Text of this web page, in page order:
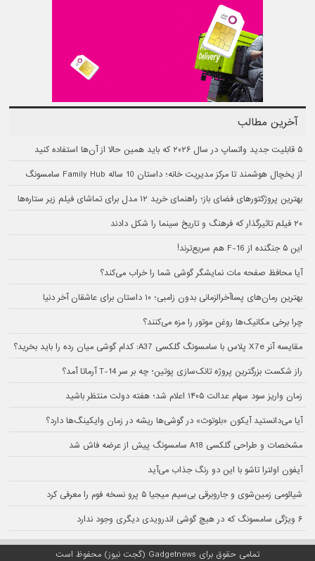
آخرین مطالب
۵ قابلیت جدید واتساپ در سال ۲۰۲۶ که باید همین حالا از آن‌ها استفاده کنید
از یخچال هوشمند تا مرکز مدیریت خانه؛ داستان 10 ساله Family Hub سامسونگ
بهترین پروژکتورهای فضای باز؛ راهنمای خرید ۱۲ مدل برای تماشای فیلم زیر ستاره‌ها
۲۰ فیلم تاثیرگذار که فرهنگ و تاریخ سینما را شکل دادند
این ۵ جنگنده از F-16 هم سریع‌ترند!
آیا محافظ صفحه مات نمایشگر گوشی شما را خراب می‌کند؟
بهترین رمان‌های پسا‌آخرالزمانی بدون زامبی؛ ۱۰ داستان برای عاشقان آخر دنیا
چرا برخی مکانیک‌ها روغن موتور را مزه می‌کنند؟
مقایسه آنر X7e پلاس با سامسونگ گلکسی A37: کدام گوشی میان رده را باید بخرید؟
راز شکست بزرگترین پروژه تانک‌سازی پوتین؛ چه بر سر T-14 آرماتا آمد؟
زمان واریز سود سهام عدالت ۱۴۰۵ اعلام شد؛ هفته دولت منتظر باشید
آیا می‌دانستید آیکون «بلوتوث» در گوشی‌ها ریشه در زمان وایکینگ‌ها دارد؟
مشخصات و طراحی گلکسی A18 سامسونگ پیش از عرضه فاش شد
آیفون اولترا تاشو با این دو رنگ جذاب می‌آید
شیائومی زمین‌شوی و جاروبرقی بی‌سیم میجیا ۵ پرو نسخه فوم را معرفی کرد
۶ ویژگی سامسونگ که در هیچ گوشی اندرویدی دیگری وجود ندارد
تمامی حقوق برای Gadgetnews (گجت نیوز) محفوظ است